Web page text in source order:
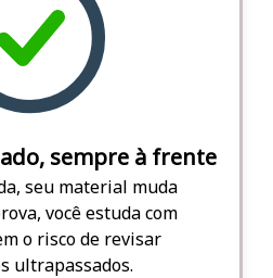
sempre à frente
seu material muda
você estuda com
o risco de revisar
ultrapassados.